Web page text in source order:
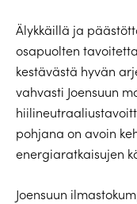
Älykkäillä ja
osapuolten
kestävästä hyvän
vahvasti Joensuun
pohjana on avoin
energiaratkaisujen
Joensuun